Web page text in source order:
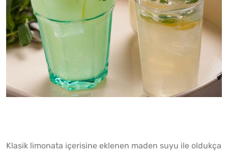
Klasik limonata içerisine eklenen maden suyu ile oldukça